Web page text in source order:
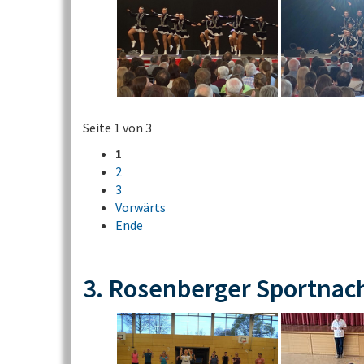
Seite 1 von 3
1
2
3
Vorwärts
Ende
3. Rosenberger